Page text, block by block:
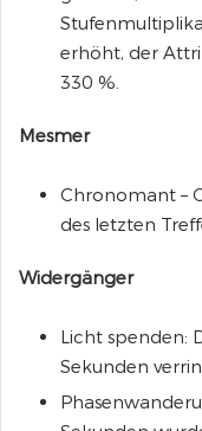
erhöht, der
330 %.
Mesmer
Chronomant –
des letzten
Widergänger
Licht spenden:
Sekunden